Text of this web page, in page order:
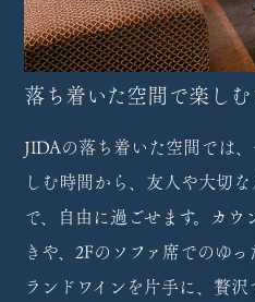
落ち着いた空間で楽し
JIDAの落ち着いた空間では
しむ時間から、友人や大切
で、自由に過ごせます。カウ
きや、2Fのソファ席でのゆ
ランドワインを片手に、贅